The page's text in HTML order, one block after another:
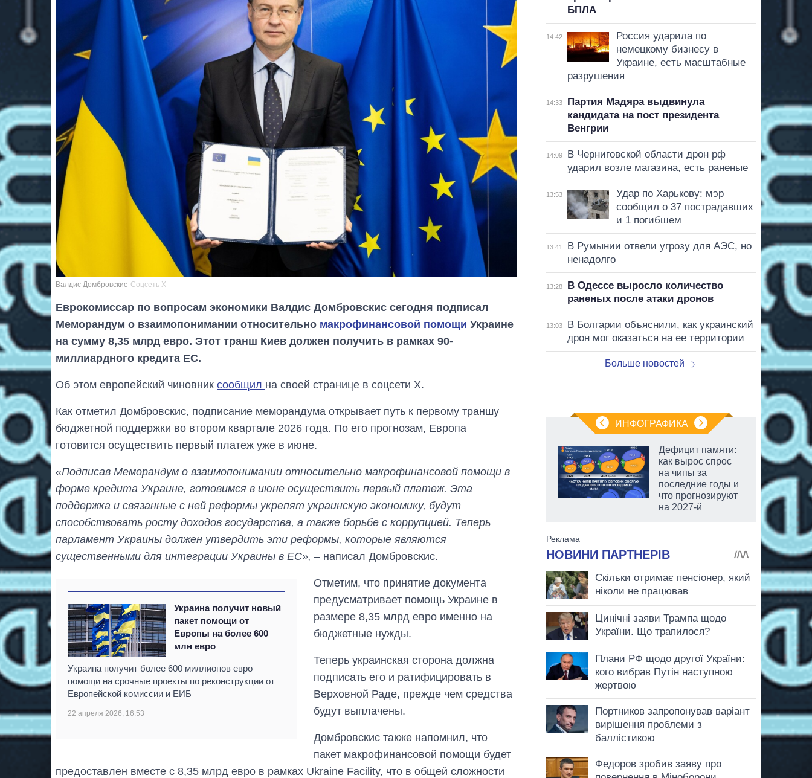
Валдис Домбровскис Соцсеть X
Еврокомиссар по вопросам экономики Валдис Домбровскис сегодня подписал
Меморандум о взаимопонимании относительно макрофинансовой помощи Украине
на сумму 8,35 млрд евро. Этот транш Киев должен получить в рамках 90-
миллиардного кредита ЕС.
Об этом европейский чиновник сообщил на своей странице в соцсети X.
Как отметил Домбровскис, подписание меморандума открывает путь к первому траншу
бюджетной поддержки во втором квартале 2026 года. По его прогнозам, Европа
готовится осуществить первый платеж уже в июне.
«Подписав Меморандум о взаимопонимании относительно макрофинансовой помощи в
форме кредита Украине, готовимся в июне осуществить первый платеж. Эта
поддержка и связанные с ней реформы укрепят украинскую экономику, будут
способствовать росту доходов государства, а также борьбе с коррупцией. Теперь
парламент Украины должен утвердить эти реформы, которые являются
существенными для интеграции Украины в ЕС», – написал Домбровскис.
Украина получит новый
пакет помощи от
Европы на более 600
млн евро
Украина получит более 600 миллионов евро
помощи на срочные проекты по реконструкции от
Европейской комиссии и ЕИБ
22 апреля 2026, 16:53
Отметим, что принятие документа
предусматривает помощь Украине в
размере 8,35 млрд евро именно на
бюджетные нужды.
Теперь украинская сторона должна
подписать его и ратифицировать в
Верховной Раде, прежде чем средства
будут выплачены.
Домбровскис также напомнил, что
пакет макрофинансовой помощи будет
предоставлен вместе с 8,35 млрд евро в рамках Ukraine Facility, что в общей сложности
БПЛА
14:42
Россия ударила по
немецкому бизнесу в
Украине, есть масштабные
разрушения
14:33
Партия Мадяра выдвинула
кандидата на пост президента
Венгрии
14:09
В Черниговской области дрон рф
ударил возле магазина, есть раненые
13:53
Удар по Харькову: мэр
сообщил о 37 пострадавших
и 1 погибшем
13:41
В Румынии отвели угрозу для АЭС, но
ненадолго
13:28
В Одессе выросло количество
раненых после атаки дронов
13:03
В Болгарии объяснили, как украинский
дрон мог оказаться на ее территории
Больше новостей
ИНФОГРАФИКА
занимал
должность
руководителя СВР
Дефицит памяти:
как вырос спрос
на чипы за
последние годы и
что прогнозируют
на 2027-й